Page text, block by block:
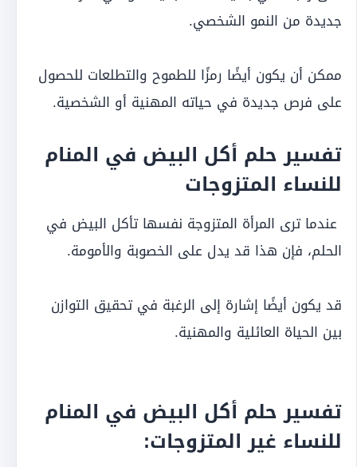
جديدة من النمو الشخصي.
ممكن أن يكون أيضًا رمزًا للطموح والتطلعات للحصول
على فرص جديدة في حياته المهنية أو الشخصية.
تفسير حلم أكل البيض في المنام
للنساء المتزوجات
عندما ترى المرأة المتزوجة نفسها تأكل البيض في
الحلم، فإن هذا قد يدل على الخصوبة والأمومة.
قد يكون أيضًا إشارة إلى الرغبة في تحقيق التوازن
بين الحياة العائلية والمهنية.
تفسير حلم أكل البيض في المنام
للنساء غير المتزوجات: